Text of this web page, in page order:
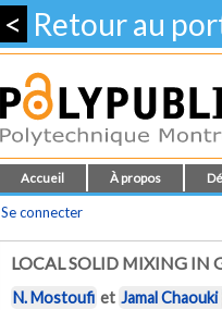
< Retour au
Accueil À propos
Se connecter
LOCAL SOLID MIXING IN
N. Mostoufi et Jamal Chaouki